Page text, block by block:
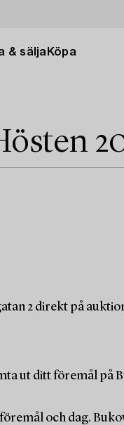
& sälja Köpa
2 direkt på
ut ditt föremål på
och dag.